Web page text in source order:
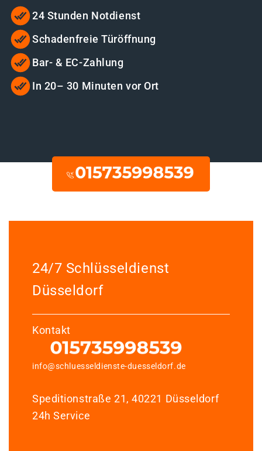
24 Stunden Notdienst
Schadenfreie Türöffnung
Bar- & EC-Zahlung
In 20– 30 Minuten vor Ort
24/7 Schlüsseldienst
Düsseldorf
Kontakt
info@schluesseldienste-duesseldorf.de
Speditionstraße 21, 40221 Düsseldorf
24h Service